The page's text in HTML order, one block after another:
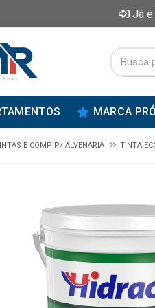
Já
MARCA
E COMP P/ ALVENARIA TINTA